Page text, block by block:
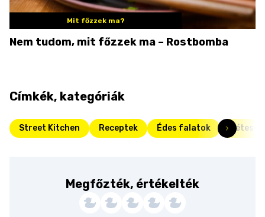
Mit főzzek ma?
Nem tudom, mit főzzek ma – Rostbomba
Címkék, kategóriák
Street Kitchen Receptek Édes falatok Rétesek
Megfőzték, értékelték